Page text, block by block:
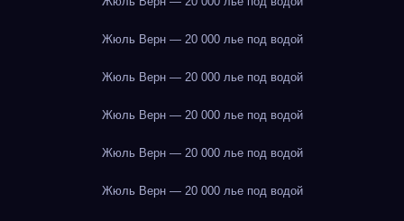
Жюль Верн — 20 000 лье под водой
Жюль Верн — 20 000 лье под водой
Жюль Верн — 20 000 лье под водой
Жюль Верн — 20 000 лье под водой
Жюль Верн — 20 000 лье под водой